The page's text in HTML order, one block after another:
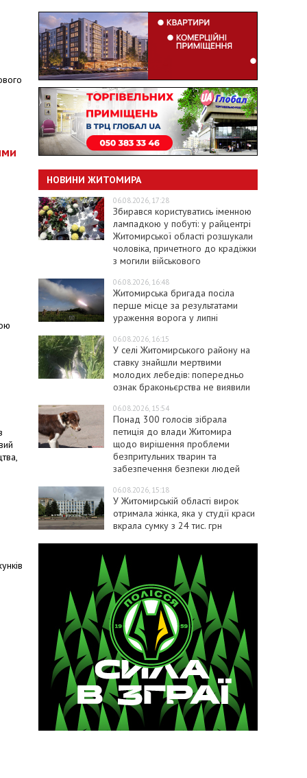
НОВИНИ ЖИТОМИРА
06.08.2026, 17:28
Збирався користуватись іменною
лампадкою у побуті: у райцентрі
Житомирської області розшукали
чоловіка, причетного до крадіжки
з могили військового
06.08.2026, 16:48
Житомирська бригада посіла
перше місце за результатами
ураження ворога у липні
06.08.2026, 16:15
У селі Житомирського району на
ставку знайшли мертвими
молодих лебедів: попередньо
ознак браконьєрства не виявили
06.08.2026, 15:54
Понад 300 голосів зібрала
петиція до влади Житомира
щодо вирішення проблеми
безпритульних тварин та
забезпечення безпеки людей
06.08.2026, 15:18
У Житомирській області вирок
отримала жінка, яка у студії краси
вкрала сумку з 24 тис. грн